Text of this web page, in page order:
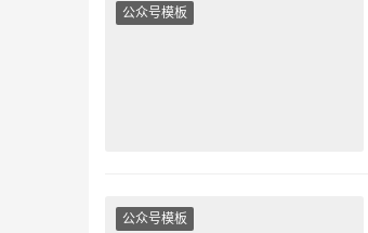
公众号模板
公众号模板